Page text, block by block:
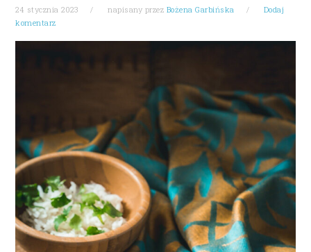
24 stycznia 2023 napisany przez Bożena Garbińska
Dodaj
komentarz